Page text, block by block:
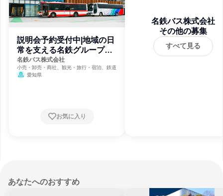
説明会予約受付中|地域の日
常を支える名鉄グループの
バス運転士
名鉄バス株式会社
小売・卸売・商社、観光・旅行・宿泊、鉄道
愛知県
お気に入り
名鉄バス株式会社
その他の募集
すべて見る
あなたへのおすすめ